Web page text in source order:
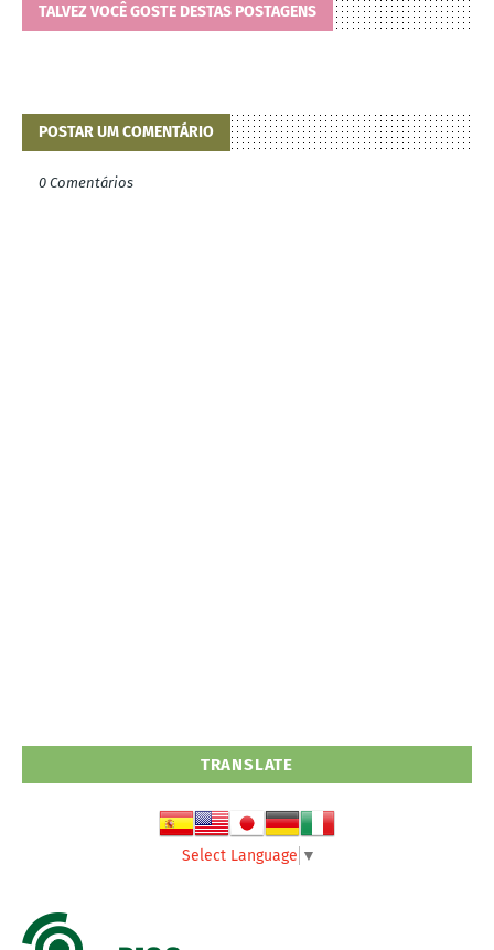
TALVEZ VOCÊ GOSTE DESTAS POSTAGENS
POSTAR UM COMENTÁRIO
0 Comentários
TRANSLATE
Select Language ▼